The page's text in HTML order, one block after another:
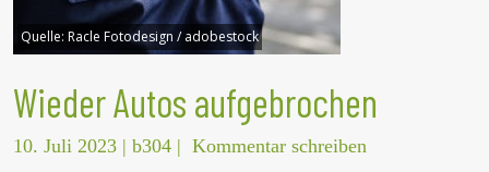
Quelle: Racle Fotodesign / adobestock
Wieder Autos aufgebrochen
10. Juli 2023 | b304 | Kommentar schreiben